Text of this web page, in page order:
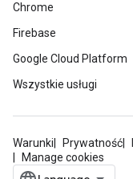
Chrome
Firebase
Google Cloud Platform
Wszystkie usługi
Warunki Prywatność
Manage cookies